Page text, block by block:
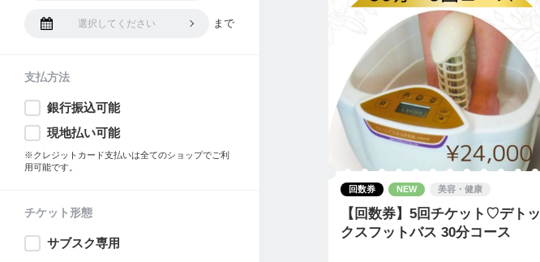
回数券 NEW 美容・健康
【回数券】5回チケット♡デトッ
クスフットバス 30分コース
選択してください まで
支払方法
銀行振込可能
現地払い可能
※クレジットカード支払いは全てのショップでご利
用可能です。
チケット形態
サブスク専用